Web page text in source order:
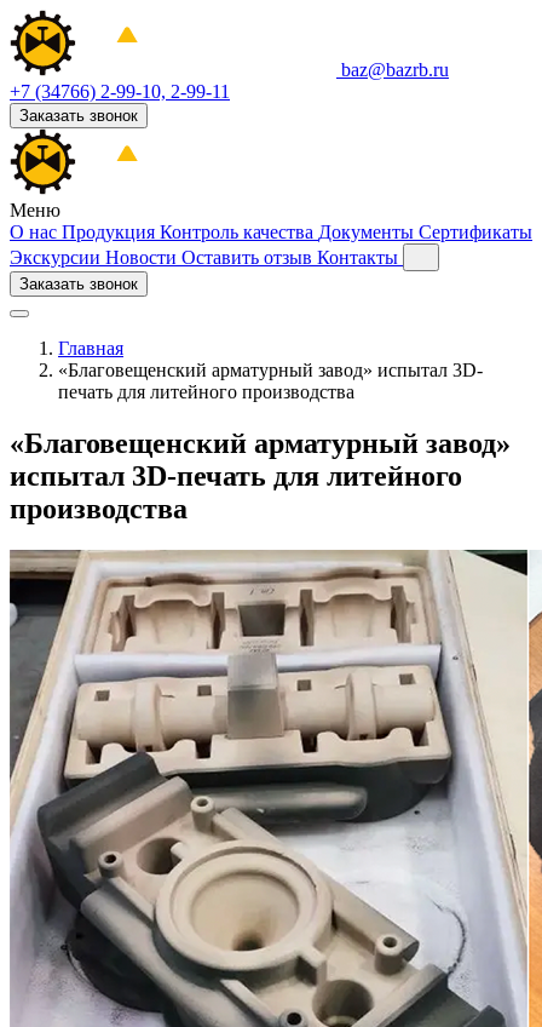
baz@bazrb.ru
+7 (34766) 2-99-10, 2-99-11
Заказать звонок
Меню
О нас Продукция Контроль качества Документы Сертификаты
Экскурсии Новости Оставить отзыв Контакты
Заказать звонок
Главная
«Благовещенский арматурный завод» испытал 3D-
печать для литейного производства
«Благовещенский арматурный завод»
испытал 3D-печать для литейного
производства